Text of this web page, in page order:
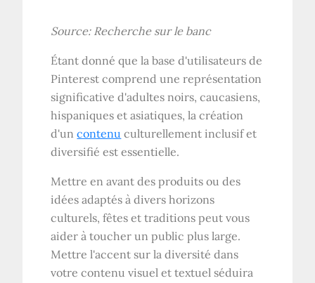
Source: Recherche sur le banc
Étant donné que la base d'utilisateurs de
Pinterest comprend une représentation
significative d'adultes noirs, caucasiens,
hispaniques et asiatiques, la création
d'uncontenu culturellement inclusif et
diversifié est essentielle.
Mettre en avant des produits ou des
idées adaptés à divers horizons
culturels, fêtes et traditions peut vous
aider à toucher un public plus large.
Mettre l'accent sur la diversité dans
votre contenu visuel et textuel séduira